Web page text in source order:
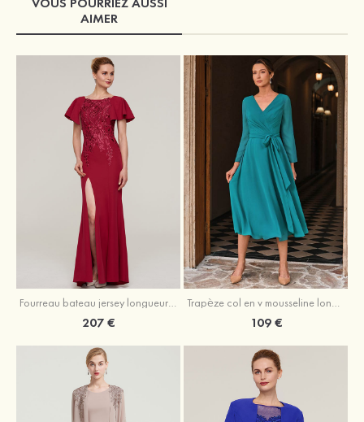
AIMER
207 € 109 €